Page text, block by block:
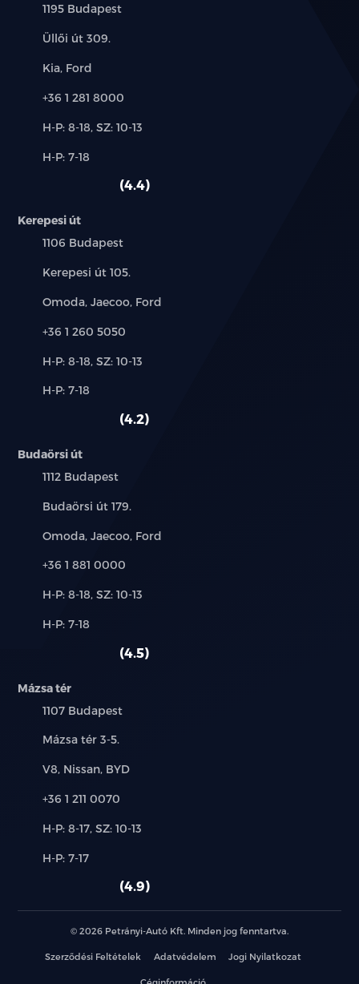
Település:
1195 Budapest
Cím:
Üllői út 309.
Márkák:
Kia, Ford
Telefon:
+36 1 281 8000
Új-
használt
H-P: 8-18, SZ: 10-13
Alkatrész,
H-P: 7-18
4.4
Kerepesi út
Település:
1106 Budapest
Cím:
Kerepesi út 105.
Márkák:
Omoda, Jaecoo, Ford
Telefon:
+36 1 260 5050
Új-
használt
H-P: 8-18, SZ: 10-13
Alkatrész,
H-P: 7-18
4.2
Budaörsi út
Település:
1112 Budapest
Cím:
Budaörsi út 179.
Márkák:
Omoda, Jaecoo, Ford
Telefon:
+36 1 881 0000
Új-
használt
H-P: 8-18, SZ: 10-13
Alkatrész,
H-P: 7-18
4.5
Mázsa tér
Település:
1107 Budapest
Cím:
Mázsa tér 3-5.
Márkák:
V8, Nissan, BYD
Telefon:
+36 1 211 0070
Új-
használt
H-P: 8-17, SZ: 10-13
Alkatrész,
H-P: 7-17
4.9
© 2026 Petrányi-Autó Kft. Minden jog fenntartva.
Szerződési Feltételek Adatvédelem Jogi Nyilatkozat
Céginformáció